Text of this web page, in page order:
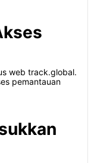
web track.global.
pemantauan